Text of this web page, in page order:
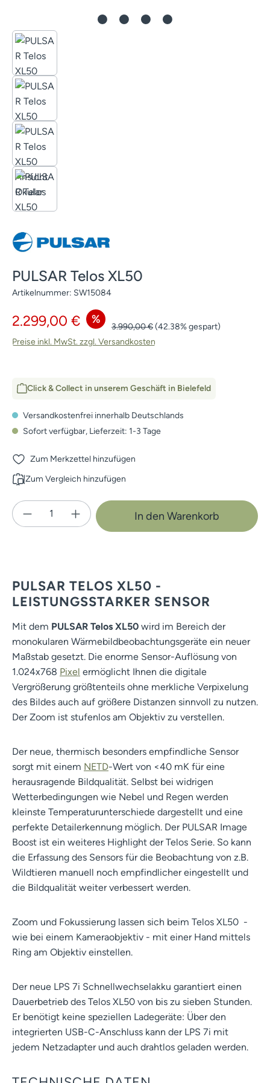
PULSAR Telos XL50
Artikelnummer: SW15084
Verkaufspreis:
2.299,00 € %
Regulärer Preis:
3.990,00 €(42.38% gespart)
Preise inkl. MwSt. zzgl. Versandkosten
Click & Collect in unserem Geschäft in Bielefeld
Versandkostenfrei innerhalb Deutschlands
Sofort verfügbar, Lieferzeit: 1-3 Tage
Zum Merkzettel hinzufügen
Zum Vergleich hinzufügen
Produkt Anzahl: Gib den gewünschten
In den Warenkorb
PULSAR TELOS XL50 -
LEISTUNGSSTARKER SENSOR
Mit dem PULSAR Telos XL50 wird im Bereich der
monokularen Wärmebildbeobachtungsgeräte ein neuer
Maßstab gesetzt. Die enorme Sensor-Auflösung von
1.024x768 Pixel ermöglicht Ihnen die digitale
Vergrößerung größtenteils ohne merkliche Verpixelung
des Bildes auch auf größere Distanzen sinnvoll zu nutzen.
Der Zoom ist stufenlos am Objektiv zu verstellen.
Der neue, thermisch besonders empfindliche Sensor
sorgt mit einem NETD-Wert von <40 mK für eine
herausragende Bildqualität. Selbst bei widrigen
Wetterbedingungen wie Nebel und Regen werden
kleinste Temperaturunterschiede dargestellt und eine
perfekte Detailerkennung möglich. Der PULSAR Image
Boost ist ein weiteres Highlight der Telos Serie. So kann
die Erfassung des Sensors für die Beobachtung von z.B.
Wildtieren manuell noch empfindlicher eingestellt und
die Bildqualität weiter verbessert werden.
Zoom und Fokussierung lassen sich beim Telos XL50 -
wie bei einem Kameraobjektiv - mit einer Hand mittels
Ring am Objektiv einstellen.
Der neue LPS 7i Schnellwechselakku garantiert einen
Dauerbetrieb des Telos XL50 von bis zu sieben Stunden.
Er benötigt keine speziellen Ladegeräte: Über den
integrierten USB-C-Anschluss kann der LPS 7i mit
jedem Netzadapter und auch drahtlos geladen werden.